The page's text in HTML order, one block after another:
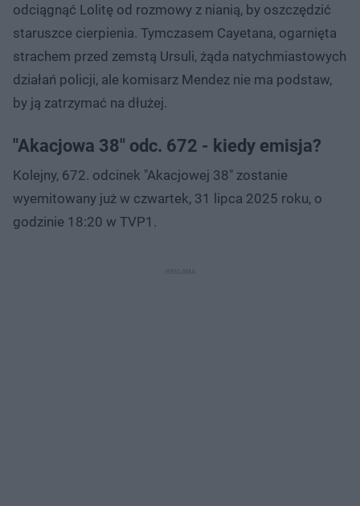
odciągnąć Lolitę od rozmowy z nianią, by oszczędzić
staruszce cierpienia. Tymczasem Cayetana, ogarnięta
strachem przed zemstą Ursuli, żąda natychmiastowych
działań policji, ale komisarz Mendez nie ma podstaw,
by ją zatrzymać na dłużej.
"Akacjowa 38" odc. 672 - kiedy emisja?
Kolejny, 672. odcinek "Akacjowej 38" zostanie
wyemitowany już w czwartek, 31 lipca 2025 roku, o
godzinie 18:20 w TVP1.